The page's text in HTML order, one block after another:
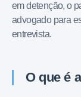
em detenção, o
advogado para
entrevista.
O que é